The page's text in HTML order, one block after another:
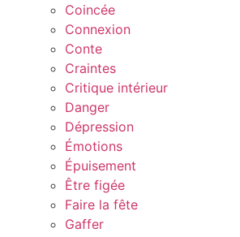
Coincée
Connexion
Conte
Craintes
Critique intérieur
Danger
Dépression
Émotions
Épuisement
Être figée
Faire la fête
Gaffer